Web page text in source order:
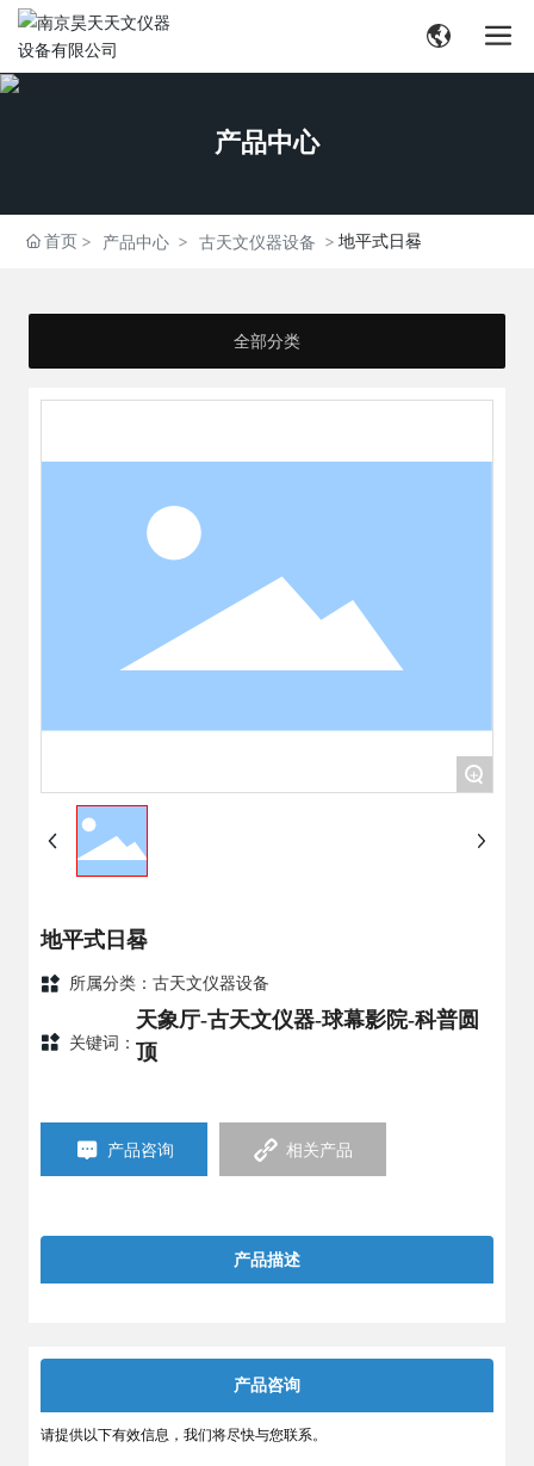
产品中心
首页 产品中心 古天文仪器设备 地平式日晷
全部分类
+
地平式日晷
所属分类：古天文仪器设备
关键词：
天象厅-古天文仪器-球幕影院-科普圆
顶
产品咨询 相关产品
产品描述
产品咨询
请提供以下有效信息，我们将尽快与您联系。